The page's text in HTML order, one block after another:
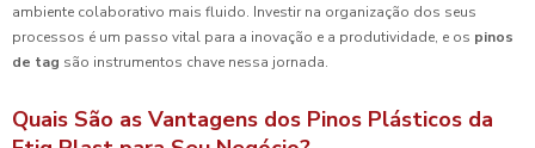
ambiente colaborativo mais fluido. Investir na organização dos seus
processos é um passo vital para a inovação e a produtividade, e os pinos
de tag são instrumentos chave nessa jornada.
Quais São as Vantagens dos Pinos Plásticos da